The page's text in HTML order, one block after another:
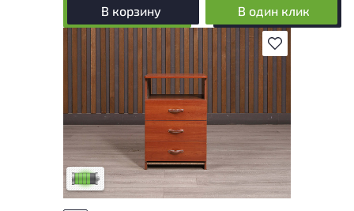
В корзину В один клик
В избранное
У товара присутствуют незначительные
следы эксплуатации, не влияющие на
удобство его использования
Низкая степень износа